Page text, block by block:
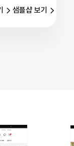
샘플샵 보기